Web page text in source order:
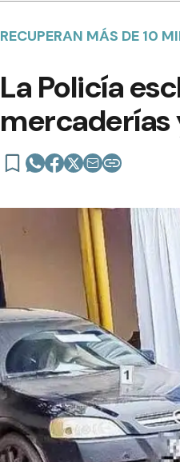
RECUPERAN MÁS DE 10
La Policía
mercaderías